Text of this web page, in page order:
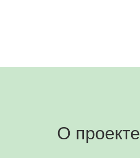
О проекте